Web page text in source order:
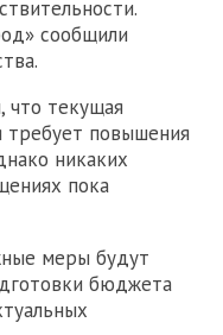
сообщили
что текущая
требует повышения
никаких
пока
меры будут
бюджета